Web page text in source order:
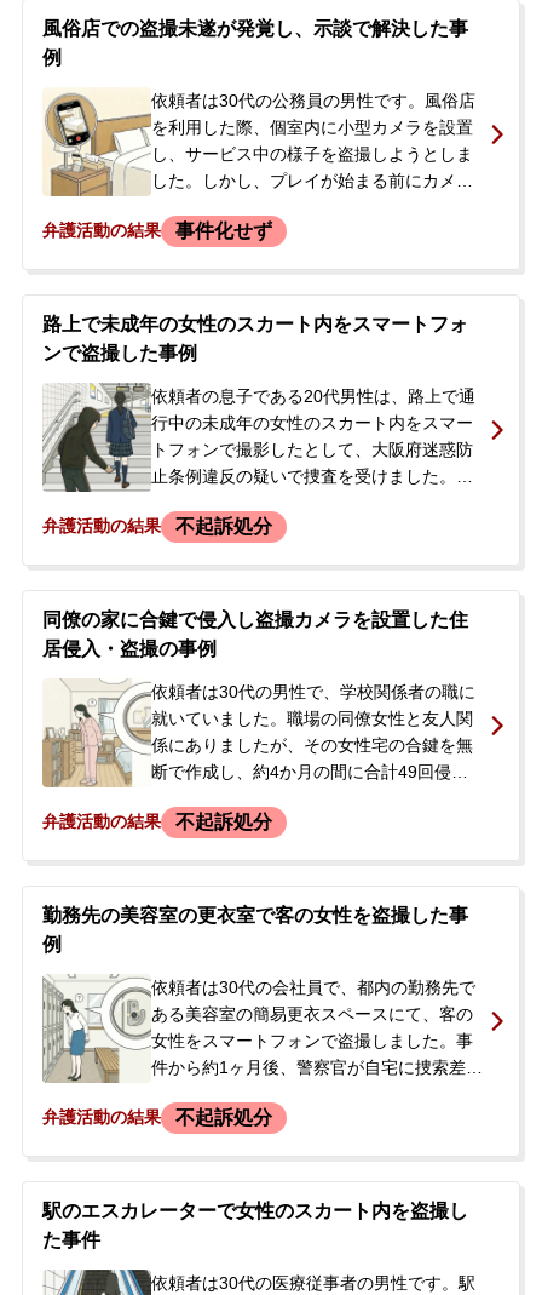
風俗店での盗撮未遂が発覚し、示談で解決した事
例
依頼者は30代の公務員の男性です。風俗店
を利用した際、個室内に小型カメラを設置
し、サービス中の様子を盗撮しようとしま
した。しかし、プレイが始まる前にカメラ
実際のプレイの様子は撮影されていません
人情報を伝えました。店からは「被害者の
意向次第で今後の対応を決める」と告げら
れ、警察に届けられる可能性を示唆されま
した。依頼者は公務員という立場上、事件
化することで職を失うことを強く懸念して
おり、穏便な解決を望んで当事務所に相談
されました。
弁護活動の結果 事件化せず
路上で未成年の女性のスカート内をスマートフォ
ンで盗撮した事例
依頼者の息子である20代男性は、路上で通
行中の未成年の女性のスカート内をスマー
トフォンで撮影したとして、大阪府迷惑防
止条例違反の疑いで捜査を受けました。被
任意同行の上で事情聴取を受けました。警
していたこともあり、前科が付くことを不
安に思ったご両親が、今後の見通しや不起
訴処分の可能性について相談するため、当
事務所へ連絡されました。
弁護活動の結果 不起訴処分
同僚の家に合鍵で侵入し盗撮カメラを設置した住
居侵入・盗撮の事例
依頼者は30代の男性で、学校関係者の職に
就いていました。職場の同僚女性と友人関
係にありましたが、その女性宅の合鍵を無
断で作成し、約4か月の間に合計49回侵入
た。また、室内に盗撮目的で隠しカメラを
発覚し、依頼者は警察による家宅捜索を受
け、関連機器を押収されました。逮捕はさ
た。依頼者本人は容疑を認めており、仕事
が多忙であったため、今後の対応について
父親が当事務所へ相談に来られました。当
初、被害者から「弁護士を介してなら話を
交渉の進め方について改めて相談があり、
弁護活動の結果 不起訴処分
勤務先の美容室の更衣室で客の女性を盗撮した事
例
依頼者は30代の会社員で、都内の勤務先で
ある美容室の簡易更衣スペースにて、客の
女性をスマートフォンで盗撮しました。事
件から約1ヶ月後、警察官が自宅に捜索差押
ました。依頼者は警察の取り調べに対し、
どに対して同様の盗撮を繰り返していたこ
とも供述しました。警察からの再度の呼び
慰謝料支払いに大きな不安を感じ、当事務
弁護活動の結果 不起訴処分
駅のエスカレーターで女性のスカート内を盗撮し
た事件
依頼者は30代の医療従事者の男性です。駅